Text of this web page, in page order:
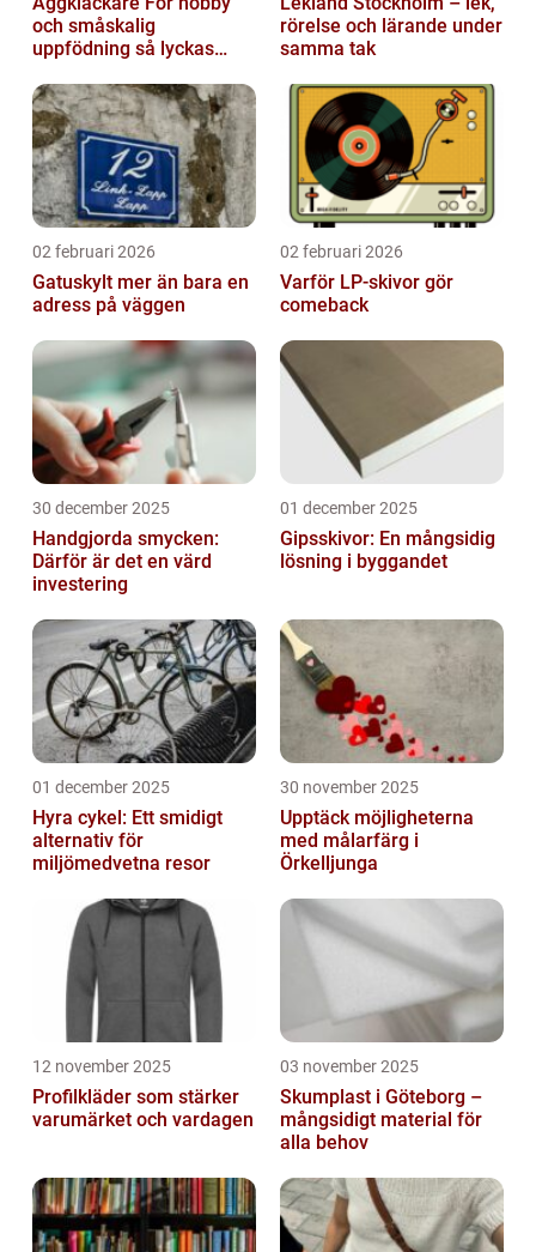
och småskalig
uppfödning så lyckas
rörelse och lärande under
samma tak
02 februari 2026
Gatuskylt mer än bara en
adress på väggen
02 februari 2026
Varför LP-skivor gör
comeback
30 december 2025
Handgjorda smycken:
Därför är det en värd
investering
01 december 2025
Gipsskivor: En mångsidig
lösning i byggandet
01 december 2025
Hyra cykel: Ett smidigt
alternativ för
miljömedvetna resor
30 november 2025
Upptäck möjligheterna
med målarfärg i
Örkelljunga
12 november 2025
Profilkläder som stärker
varumärket och vardagen
03 november 2025
Skumplast i Göteborg –
mångsidigt material för
alla behov